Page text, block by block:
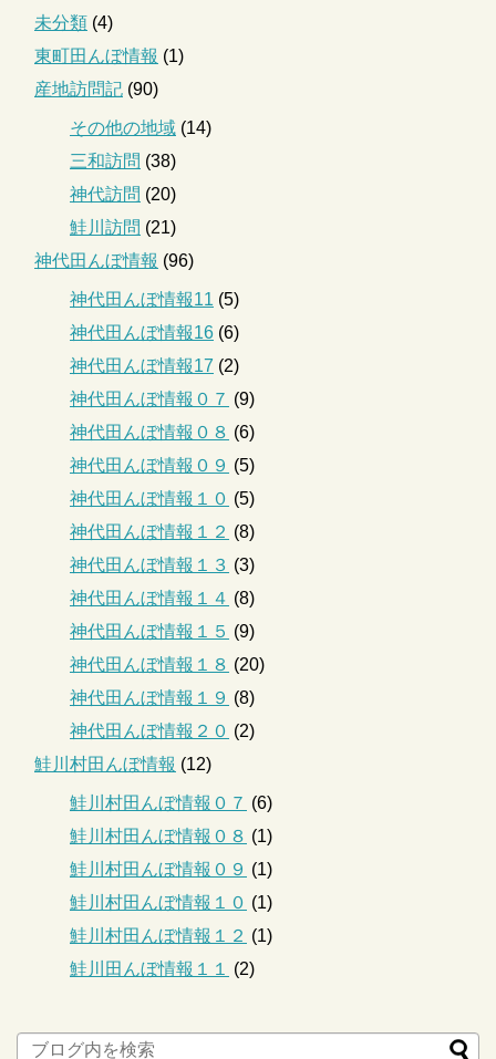
未分類 (4)
東町田んぼ情報 (1)
産地訪問記 (90)
その他の地域 (14)
三和訪問 (38)
神代訪問 (20)
鮭川訪問 (21)
神代田んぼ情報 (96)
神代田んぼ情報11 (5)
神代田んぼ情報16 (6)
神代田んぼ情報17 (2)
神代田んぼ情報０７ (9)
神代田んぼ情報０８ (6)
神代田んぼ情報０９ (5)
神代田んぼ情報１０ (5)
神代田んぼ情報１２ (8)
神代田んぼ情報１３ (3)
神代田んぼ情報１４ (8)
神代田んぼ情報１５ (9)
神代田んぼ情報１８ (20)
神代田んぼ情報１９ (8)
神代田んぼ情報２０ (2)
鮭川村田んぼ情報 (12)
鮭川村田んぼ情報０７ (6)
鮭川村田んぼ情報０８ (1)
鮭川村田んぼ情報０９ (1)
鮭川村田んぼ情報１０ (1)
鮭川村田んぼ情報１２ (1)
鮭川田んぼ情報１１
(2)